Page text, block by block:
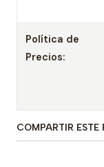
Política de
Precios:
COMPARTIR ESTE